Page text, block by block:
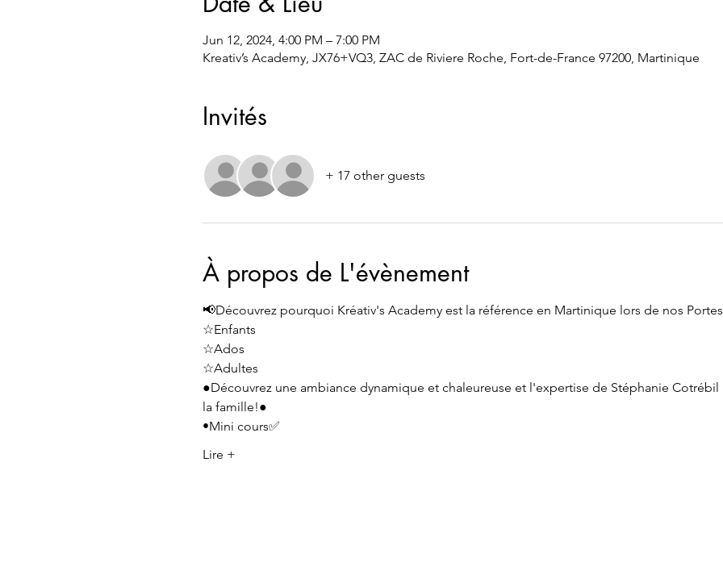
Jun 12, 2024, 4:00 PM – 7:00 PM
Kreativ’s Academy, JX76+VQ3, ZAC de Riviere Roche, Fort-de-France 97200, Martinique
Invités
+ 17 other guests
À propos de L'évènement
📢Découvrez pourquoi Kréativ's Academy est la référence en Martinique lors de nos
☆Enfants
☆Ados
☆Adultes
●Découvrez une ambiance dynamique et chaleureuse et l'expertise de Stéphanie
la famille!●
•Mini cours✅️
Lire +